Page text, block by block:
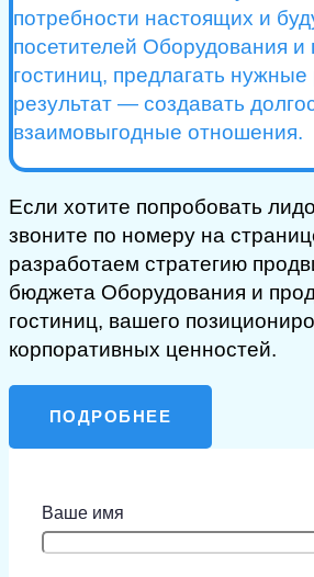
потребности настоящих и
посетителей Оборудования и
гостиниц, предлагать
результат — создавать
взаимовыгодные отношения.
Если хотите попробовать
звоните по номеру на
разработаем стратегию
бюджета Оборудования и
гостиниц, вашего
корпоративных ценностей.
ПОДРОБНЕЕ
Ваше имя